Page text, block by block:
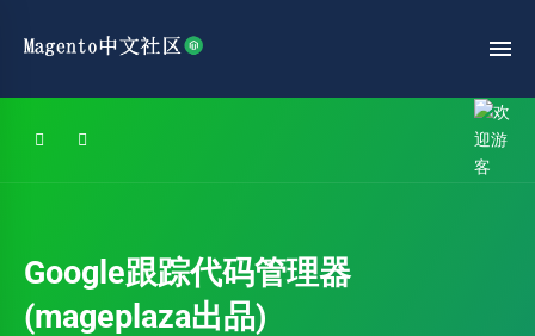
Google跟踪代码管理器
(mageplaza出品)